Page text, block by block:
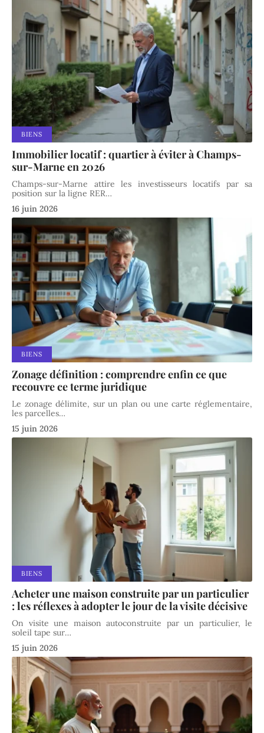
BIENS
Immobilier locatif : quartier à éviter à Champs-
sur-Marne en 2026
Champs-sur-Marne attire les investisseurs locatifs par sa
position sur la ligne RER…
16 juin 2026
BIENS
Zonage définition : comprendre enfin ce que
recouvre ce terme juridique
Le zonage délimite, sur un plan ou une carte réglementaire,
les parcelles…
15 juin 2026
BIENS
Acheter une maison construite par un particulier
: les réflexes à adopter le jour de la visite décisive
On visite une maison autoconstruite par un particulier, le
soleil tape sur…
15 juin 2026